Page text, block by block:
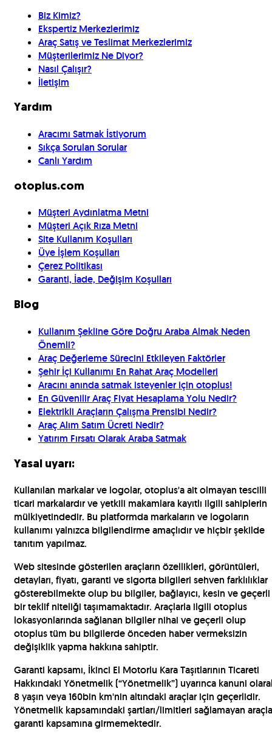
Biz Kimiz?
Ekspertiz Merkezlerimiz
Araç Satış ve Teslimat Merkezlerimiz
Müşterilerimiz Ne Diyor?
Nasıl Çalışır?
İletişim
Yardım
Aracımı Satmak İstiyorum
Sıkça Sorulan Sorular
Canlı Yardım
otoplus.com
Müşteri Aydınlatma Metni
Müşteri Açık Rıza Metni
Site Kullanım Koşulları
Üye İşlem Koşulları
Çerez Politikası
Garanti, İade, Değişim Koşulları
Blog
Kullanım Şekline Göre Doğru Araba Almak Neden
Önemli?
Araç Değerleme Sürecini Etkileyen Faktörler
Şehir İçi Kullanımı En Rahat Araç Modelleri
Aracını anında satmak isteyenler için otoplus!
En Güvenilir Araç Fiyat Hesaplama Yolu Nedir?
Elektrikli Araçların Çalışma Prensibi Nedir?
Araç Alım Satım Ücreti Nedir?
Yatırım Fırsatı Olarak Araba Satmak
Yasal uyarı:
Kullanılan markalar ve logolar, otoplus'a ait olmayan tescilli
ticari markalardır ve yetkili makamlara kayıtlı ilgili sahiplerin
mülkiyetindedir. Bu platformda markaların ve logoların
kullanımı yalnızca bilgilendirme amaçlıdır ve hiçbir şekilde
tanıtım yapılmaz.
Web sitesinde gösterilen araçların özellikleri, görüntüleri,
detayları, fiyatı, garanti ve sigorta bilgileri sehven farklılıklar
gösterebilmekte olup bu bilgiler, bağlayıcı, kesin ve geçerli
bir teklif niteliği taşımamaktadır. Araçlarla ilgili otoplus
lokasyonlarında sağlanan bilgiler nihai ve geçerli olup
otoplus tüm bu bilgilerde önceden haber vermeksizin
değişiklik yapma hakkına sahiptir.
Garanti kapsamı, İkinci El Motorlu Kara Taşıtlarının Ticareti
Hakkındaki Yönetmelik (“Yönetmelik”) uyarınca kanuni
8 yaşın veya 160bin km'nin altındaki araçlar için geçerlidir.
Yönetmelik kapsamındaki şartları/limitleri sağlamayan
garanti kapsamına girmemektedir.